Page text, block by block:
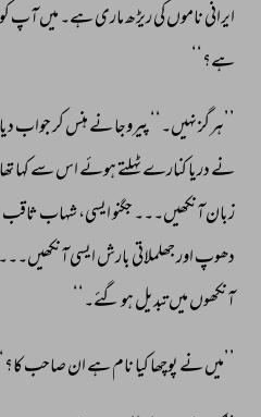
ایرانی ناموں کی ریڑھ ماری ہے۔ میں آپ
ہے؟‘‘
’’ہرگز نہیں۔‘‘ پیروجا نے ہنس کر جواب دیا
نے دریا کنارے ٹہلتے ہوئے اس سے کہا
زبان آنکھیں۔۔۔ جگنو ایسی، شہاب ثاقب
دھوپ اور جھلملاتی بارش ایسی آنکھیں۔۔۔
آنکھوں میں تبدیل ہو گئے۔‘‘
’’میں نے پوچھا کیا نام ہے ان صاحب کا؟‘‘